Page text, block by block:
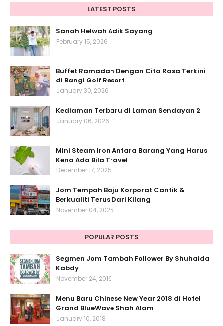
LATEST POSTS
Sanah Helwah Adik Sayang
February 15, 2026
Buffet Ramadan Dengan Cita Rasa Terkini
di Bangi Golf Resort
January 30, 2026
Kediaman Terbaru di Laman Sendayan 2
January 06, 2026
Mini Steam Iron Antara Barang Yang Harus
Kena Ada Bila Travel
December 17, 2025
Jom Tempah Baju Korporat Cantik &
Berkualiti Terus Dari Kilang
November 04, 2025
POPULAR POSTS
Segmen Jom Tambah Follower By Shuhaida
Kabdy
November 24, 2016
Menu Baru Chinese New Year 2018 di Hotel
Grand BlueWave Shah Alam
January 10, 2018